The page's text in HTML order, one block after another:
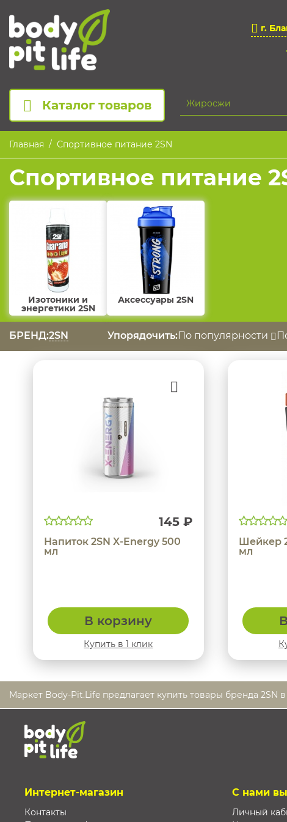
г.
Каталог товаров
Главная Спортивное питание 2SN
Спортивное питание
Изотоники и
энергетики 2SN
Аксессуары 2SN
БРЕНД:2SN Упорядочить:По популярности
145 ₽
Напиток 2SN X-Energy 500
мл
В корзину
Купить в 1 клик
Шейкер
мл
Маркет Body-Pit.Life предлагает купить товары бренда 2SN
Интернет-магазин
Контакты
С нами
Личный